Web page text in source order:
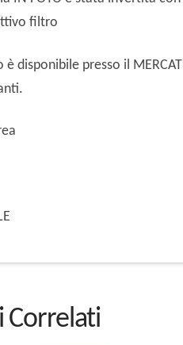
filtro
è disponibile presso il
Correlati